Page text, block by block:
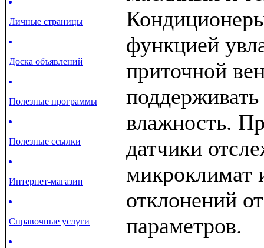
Личные страницы
Доска объявлений
Полезные программы
Полезные ссылки
Интернет-магазин
Справочные услуги
функцией
приточной
влажность.
датчики
микроклимат
отклонений
параметров.